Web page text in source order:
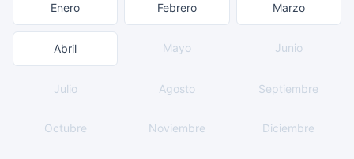
Enero Febrero Marzo
Abril Mayo Junio
Julio Agosto Septiembre
Octubre Noviembre Diciembre